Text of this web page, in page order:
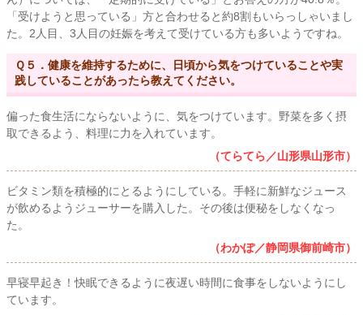
「受けようと思っている」方と合わせると約8割もいらっしゃいまし
た。2人目、3人目の妊娠を考えて受けている方も多いようですね。
Ｑ５．健康を維持するために、日頃から気をつけていることや実
践していることがあったら教えてください。
偏った食生活にならないように、気をつけています。野菜を多く摂
取できるよう、料理に力を入れています。
（てらてら／山形県山形市）
ビタミン類を積極的にとるようにしている。手軽に新鮮なジュース
が飲めるようジューサーを購入した。その後は便秘をしなくなっ
た。
（わかぽ／静岡県御前崎市）
早寝早起き！快眠できるように夜遅い時間に食事をしないようにし
ています。